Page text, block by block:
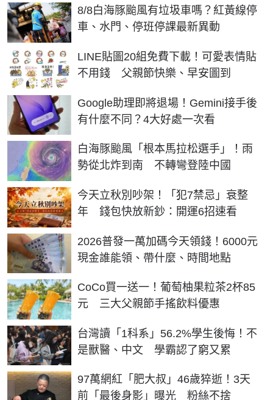
8/8白海豚颱風有垃圾車嗎？紅黃線停
車、水門、停班停課最新異動
LINE貼圖20組免費下載！可愛表情貼
不用錢 父親節快樂、早安圖到
Google助理即將退場！Gemini接手後
有什麼不同？4大好處一次看
白海豚颱風「根本馬拉松選手」！雨
勢從北炸到南 不轉彎登陸中國
今天立秋別吵架！「犯7禁忌」衰整
年 錢包快放新鈔：開運6招速看
2026普發一萬加碼今天領錢！6000元
現金誰能領、帶什麼、時間地點
CoCo買一送一！葡萄柚果粒茶2杯85
元 三大父親節手搖飲料優惠
台灣讀「1科系」56.2%學生後悔！不
是獸醫、中文 學霸認了窮又累
97萬網紅「肥大叔」46歲猝逝！3天
前「最後身影」曝光 粉絲不捨